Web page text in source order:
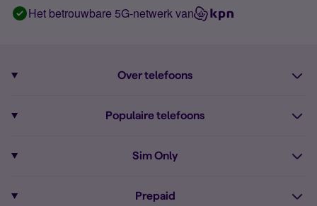
Het betrouwbare 5G-netwerk van
Over telefoons
Alle telefoons
Populaire telefoons
iPhone 16
Sim Only
Prepaid